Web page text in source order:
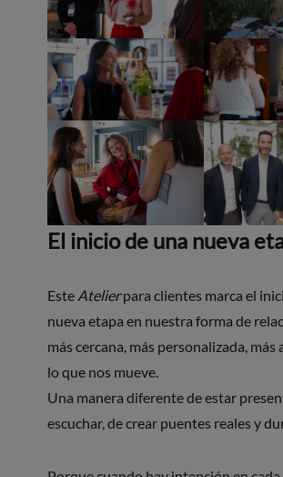
El inicio de una nueva
Este Atelierpara clientes marca el
nueva etapa en nuestra forma de
más cercana, más personalizada, más
lo que nos mueve.
Una manera diferente de estar
escuchar, de crear puentes reales y